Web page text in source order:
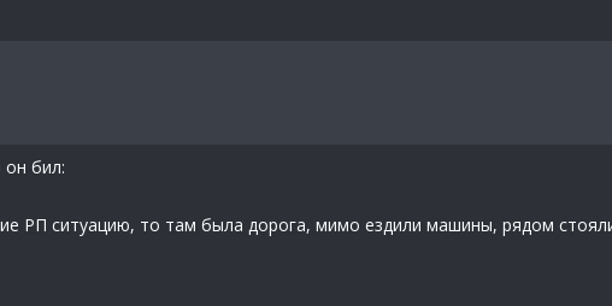
бил:
РП ситуацию, то там была дорога, мимо ездили машины, рядом